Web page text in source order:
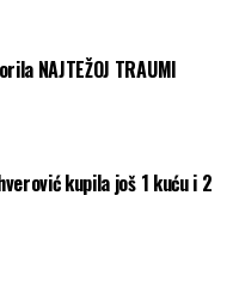
NAJTEŽOJ TRAUMI
kupila još 1 kuću i 2